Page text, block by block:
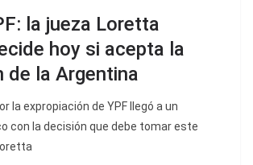
la jueza Loretta
hoy si acepta la
de la Argentina
la expropiación de YPF llegó a un
con la decisión que debe tomar este